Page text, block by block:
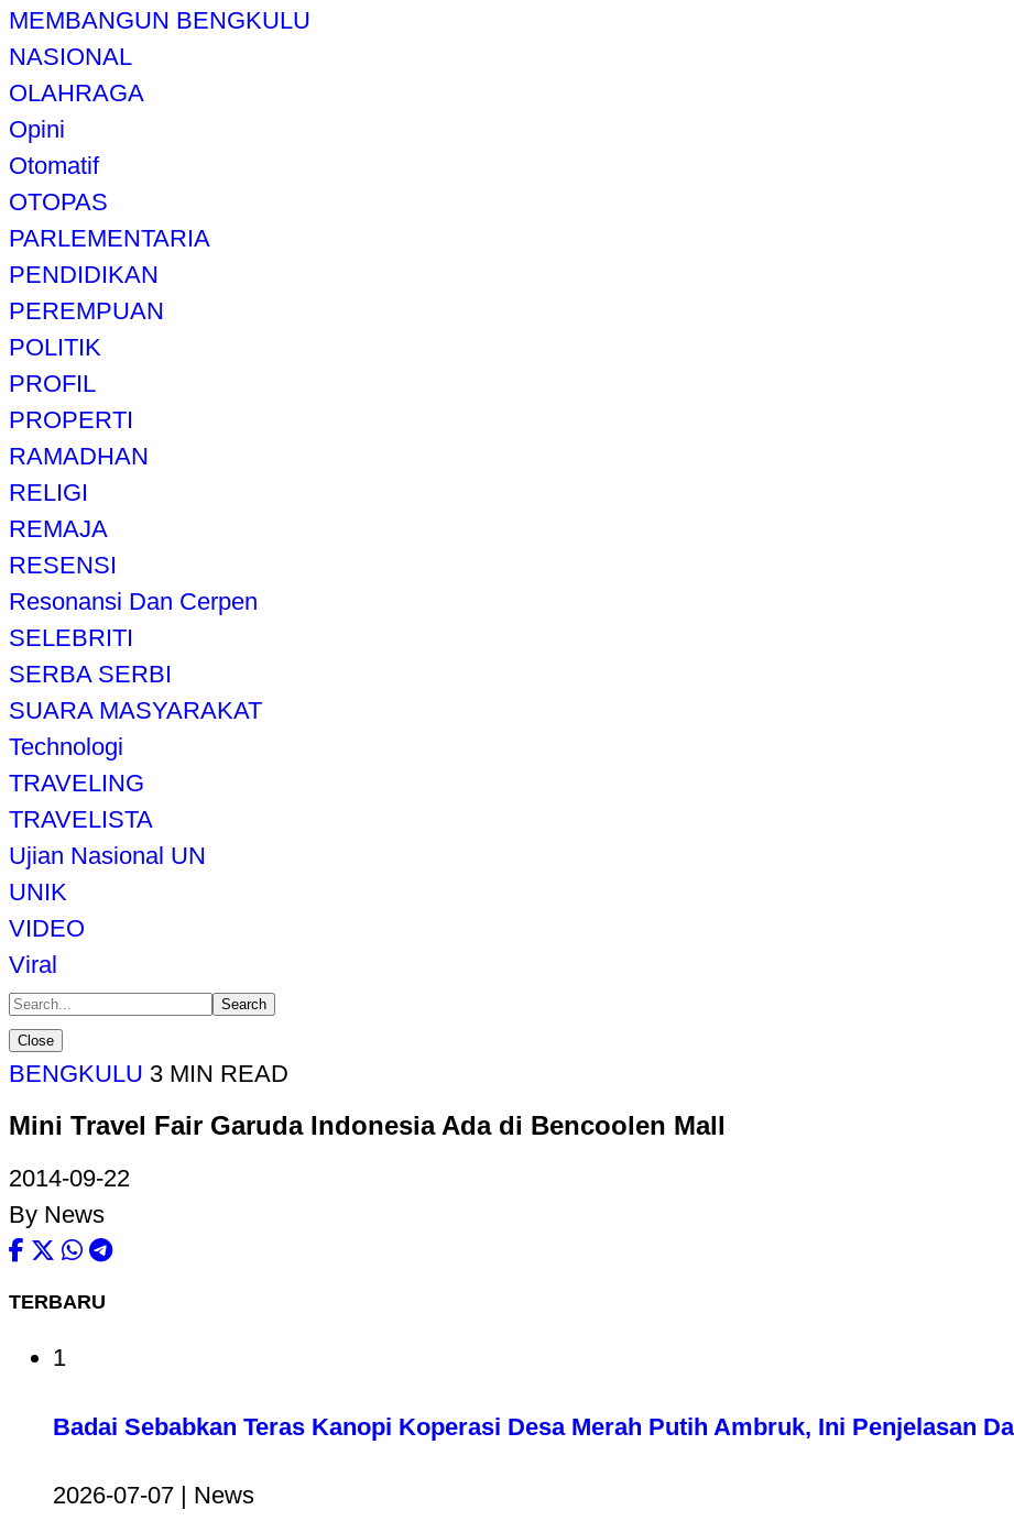
MEMBANGUN BENGKULU
NASIONAL
OLAHRAGA
Opini
Otomatif
OTOPAS
PARLEMENTARIA
PENDIDIKAN
PEREMPUAN
POLITIK
PROFIL
PROPERTI
RAMADHAN
RELIGI
REMAJA
RESENSI
Resonansi Dan Cerpen
SELEBRITI
SERBA SERBI
SUARA MASYARAKAT
Technologi
TRAVELING
TRAVELISTA
Ujian Nasional UN
UNIK
VIDEO
Viral
Search
Close
BENGKULU 3 MIN READ
Mini Travel Fair Garuda Indonesia Ada di Bencoolen Mall
2014-09-22
By News
TERBARU
1
Badai Sebabkan Teras Kanopi Koperasi Desa Merah Putih Ambruk, Ini Penjelasan
2026-07-07 | News